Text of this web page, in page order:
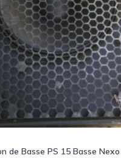
de Basse PS 15 Basse Nexo